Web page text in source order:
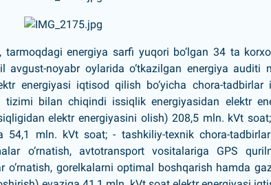
energiya sarfi yuqori bo‘lgan 34 ta
noyabr oylarida o‘tkazilgan energiya auditi
energiyasi iqtisod qilish bo‘yicha chora-tadbirlar
bilan chiqindi issiqlik energiyasidan elektr
elektr energiyasini olish) 208,5 mln. kVt
54,1 mln. kVt soat; - tashkiliy-texnik chora-
o‘rnatish, avtotransport vositalariga GPS
gorelkalarni optimal boshqarish hamda